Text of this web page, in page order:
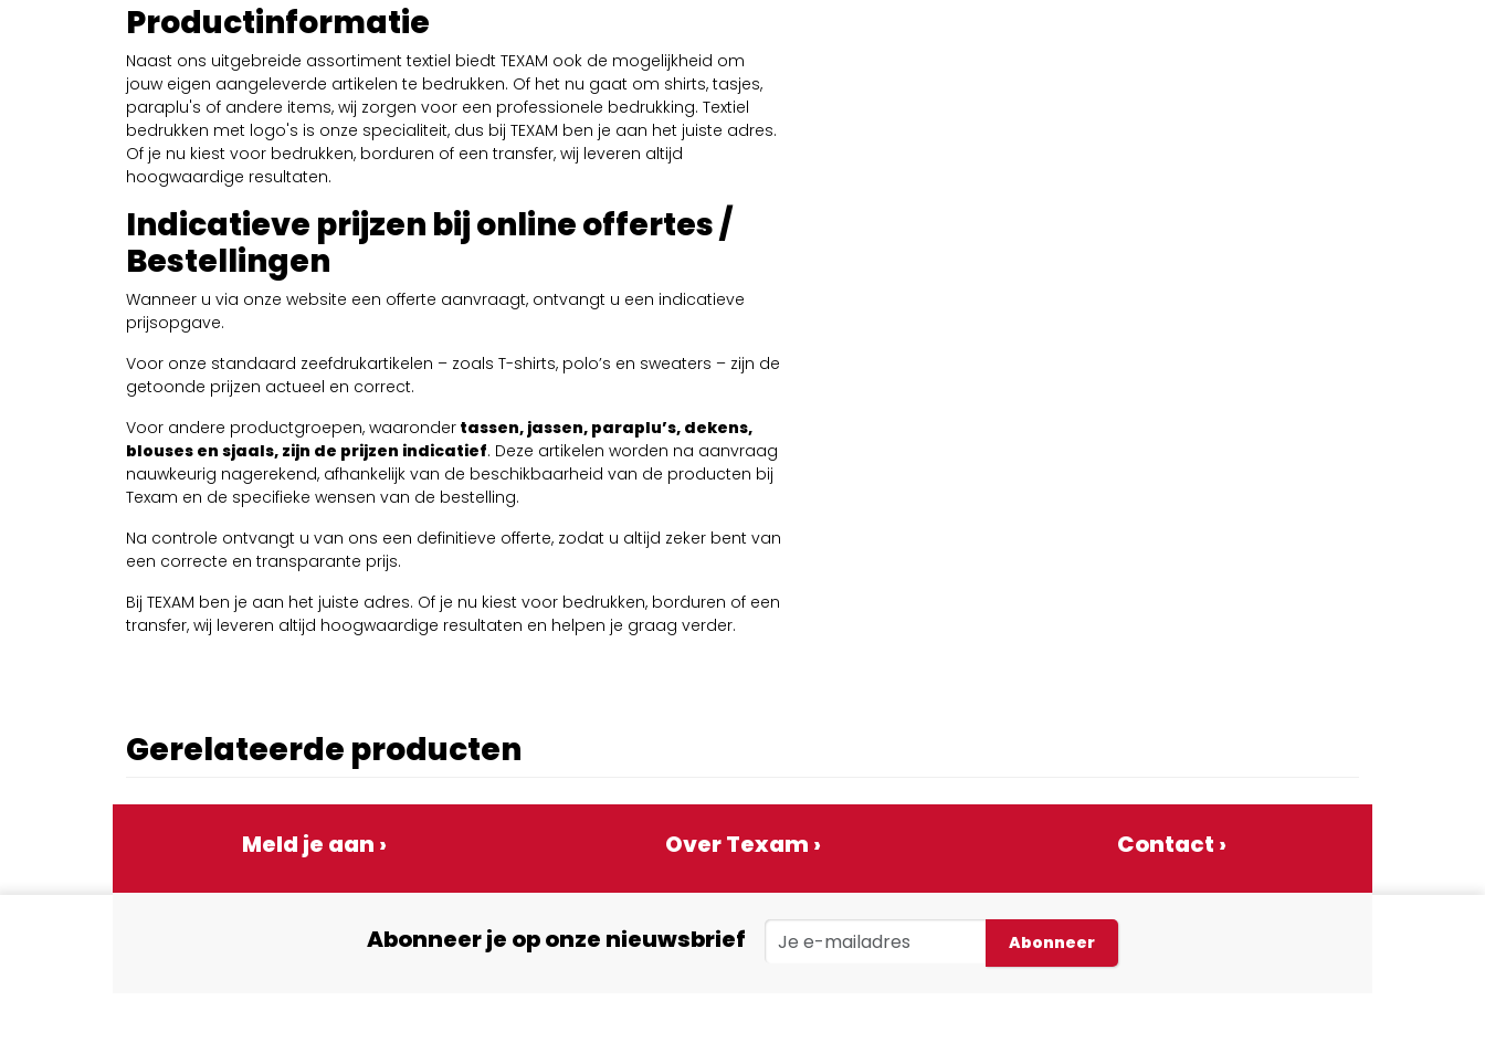
Productinformatie
Naast ons uitgebreide assortiment textiel biedt TEXAM ook de mogelijkheid om
jouw eigen aangeleverde artikelen te bedrukken. Of het nu gaat om shirts, tasjes,
paraplu's of andere items, wij zorgen voor een professionele bedrukking. Textiel
bedrukken met logo's is onze specialiteit, dus bij TEXAM ben je aan het juiste adres.
Of je nu kiest voor bedrukken, borduren of een transfer, wij leveren altijd
hoogwaardige resultaten.
Indicatieve prijzen bij online offertes /
Bestellingen
Wanneer u via onze website een offerte aanvraagt, ontvangt u een indicatieve
prijsopgave.
Voor onze standaard zeefdrukartikelen – zoals T-shirts, polo’s en sweaters – zijn de
getoonde prijzen actueel en correct.
Voor andere productgroepen, waaronder tassen, jassen, paraplu’s, dekens,
blouses en sjaals, zijn de prijzen indicatief. Deze artikelen worden na aanvraag
nauwkeurig nagerekend, afhankelijk van de beschikbaarheid van de producten bij
Texam en de specifieke wensen van de bestelling.
Na controle ontvangt u van ons een definitieve offerte, zodat u altijd zeker bent van
een correcte en transparante prijs.
Bij TEXAM ben je aan het juiste adres. Of je nu kiest voor bedrukken, borduren of een
transfer, wij leveren altijd hoogwaardige resultaten en helpen je graag verder.
Gerelateerde producten
Meld je aan › Over Texam › Contact ›
Abonneer je op onze nieuwsbrief Abonneer